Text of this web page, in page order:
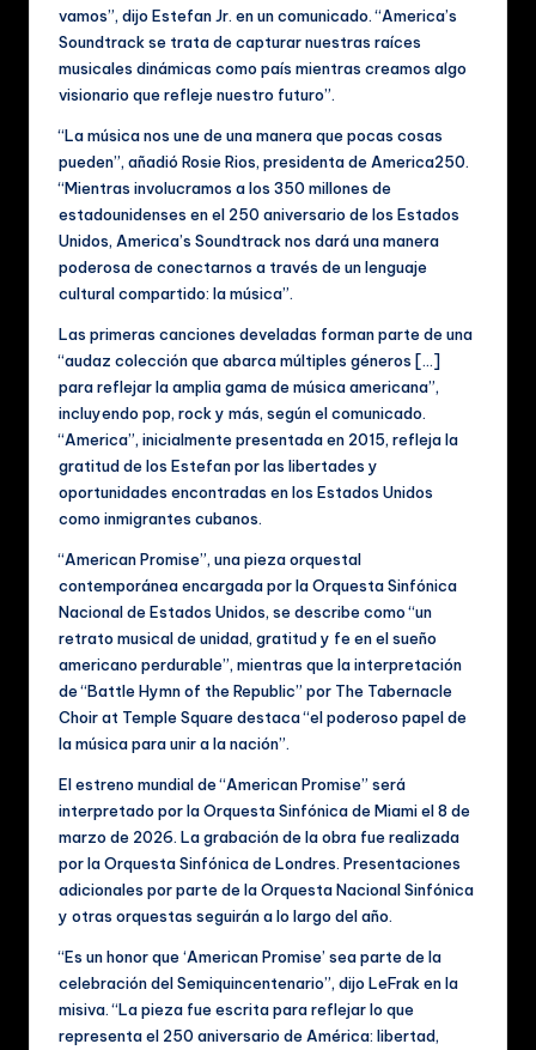
vamos”, dijo Estefan Jr. en un comunicado. “America’s
Soundtrack se trata de capturar nuestras raíces
musicales dinámicas como país mientras creamos algo
visionario que refleje nuestro futuro”.
“La música nos une de una manera que pocas cosas
pueden”, añadió Rosie Rios, presidenta de America250.
“Mientras involucramos a los 350 millones de
estadounidenses en el 250 aniversario de los Estados
Unidos, America’s Soundtrack nos dará una manera
poderosa de conectarnos a través de un lenguaje
cultural compartido: la música”.
Las primeras canciones develadas forman parte de una
“audaz colección que abarca múltiples géneros […]
para reflejar la amplia gama de música americana”,
incluyendo pop, rock y más, según el comunicado.
“America”, inicialmente presentada en 2015, refleja la
gratitud de los Estefan por las libertades y
oportunidades encontradas en los Estados Unidos
como inmigrantes cubanos.
“American Promise”, una pieza orquestal
contemporánea encargada por la Orquesta Sinfónica
Nacional de Estados Unidos, se describe como “un
retrato musical de unidad, gratitud y fe en el sueño
americano perdurable”, mientras que la interpretación
de “Battle Hymn of the Republic” por The Tabernacle
Choir at Temple Square destaca “el poderoso papel de
la música para unir a la nación”.
El estreno mundial de “American Promise” será
interpretado por la Orquesta Sinfónica de Miami el 8 de
marzo de 2026. La grabación de la obra fue realizada
por la Orquesta Sinfónica de Londres. Presentaciones
adicionales por parte de la Orquesta Nacional Sinfónica
y otras orquestas seguirán a lo largo del año.
“Es un honor que ‘American Promise’ sea parte de la
celebración del Semiquincentenario”, dijo LeFrak en la
misiva. “La pieza fue escrita para reflejar lo que
representa el 250 aniversario de América: libertad,